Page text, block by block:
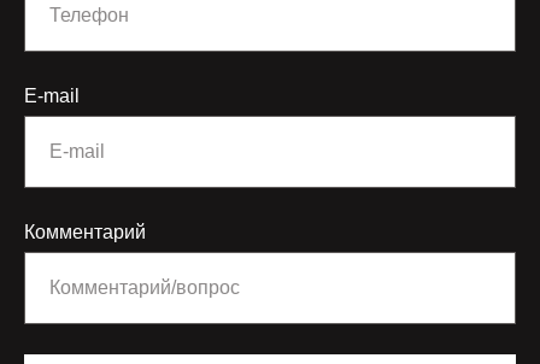
E-mail
Комментарий